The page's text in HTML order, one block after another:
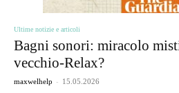
Ultime notizie e articoli
Bagni sonori: miracolo
vecchio-Relax?
maxwelhelp - 15.05.2026